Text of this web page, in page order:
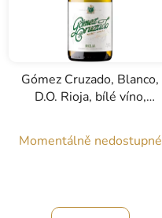
Gómez Cruzado, Blanco,
D.O. Rioja, bílé víno,
Momentálně nedostupné